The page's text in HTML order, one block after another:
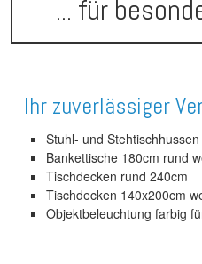
... für
Ihr zuverlässiger
Stuhl- und Stehtischhussen
Bankettische 180cm rund
Tischdecken rund 240cm
Tischdecken 140x200cm
Objektbeleuchtung farbig